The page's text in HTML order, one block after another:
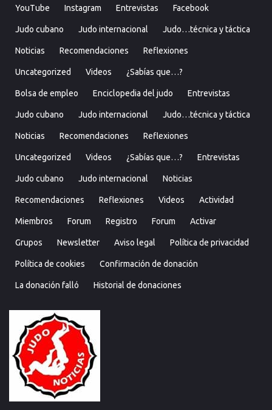
YouTube Instagram Entrevistas Facebook
Judo cubano Judo internacional Judo…técnica y táctica
Noticias Recomendaciones Reflexiones
Uncategorized Videos ¿Sabías que…?
Bolsa de empleo Enciclopedia del judo Entrevistas
Judo cubano Judo internacional Judo…técnica y táctica
Noticias Recomendaciones Reflexiones
Uncategorized Videos ¿Sabías que…? Entrevistas
Judo cubano Judo internacional Noticias
Recomendaciones Reflexiones Videos Actividad
Miembros Forum Registro Forum Activar
Grupos Newsletter Aviso legal Política de privacidad
Política de cookies Confirmación de donación
La donación falló Historial de donaciones